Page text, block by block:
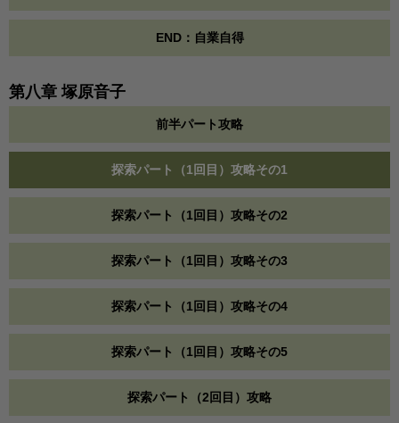
END：自業自得
第八章 塚原音子
前半パート攻略
探索パート（1回目）攻略その1
探索パート（1回目）攻略その2
探索パート（1回目）攻略その3
探索パート（1回目）攻略その4
探索パート（1回目）攻略その5
探索パート（2回目）攻略